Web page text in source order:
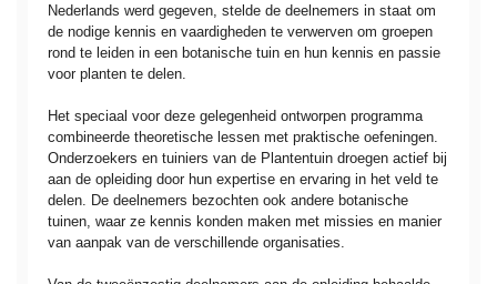
Nederlands werd gegeven, stelde de deelnemers in staat om
de nodige kennis en vaardigheden te verwerven om groepen
rond te leiden in een botanische tuin en hun kennis en passie
voor planten te delen.
Het speciaal voor deze gelegenheid ontworpen programma
combineerde theoretische lessen met praktische oefeningen.
Onderzoekers en tuiniers van de Plantentuin droegen actief bij
aan de opleiding door hun expertise en ervaring in het veld te
delen. De deelnemers bezochten ook andere botanische
tuinen, waar ze kennis konden maken met missies en manier
van aanpak van de verschillende organisaties.